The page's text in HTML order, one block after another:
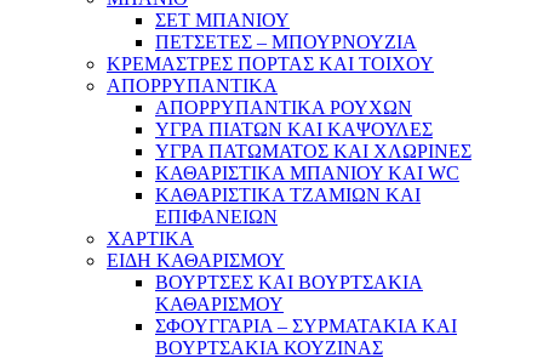
ΣΕΤ ΜΠΑΝΙΟΥ
ΠΕΤΣΕΤΕΣ – ΜΠΟΥΡΝΟΥΖΙΑ
ΚΡΕΜΑΣΤΡΕΣ ΠΟΡΤΑΣ ΚΑΙ ΤΟΙΧΟΥ
ΑΠΟΡΡΥΠΑΝΤΙΚΑ
ΑΠΟΡΡΥΠΑΝΤΙΚΑ ΡΟΥΧΩΝ
ΥΓΡΑ ΠΙΑΤΩΝ ΚΑΙ ΚΑΨΟΥΛΕΣ
ΥΓΡΑ ΠΑΤΩΜΑΤΟΣ ΚΑΙ ΧΛΩΡΙΝΕΣ
ΚΑΘΑΡΙΣΤΙΚΑ ΜΠΑΝΙΟΥ ΚΑΙ WC
ΚΑΘΑΡΙΣΤΙΚΑ ΤΖΑΜΙΩΝ ΚΑΙ
ΕΠΙΦΑΝΕΙΩΝ
ΧΑΡΤΙΚΑ
ΕΙΔΗ ΚΑΘΑΡΙΣΜΟΥ
ΒΟΥΡΤΣΕΣ ΚΑΙ ΒΟΥΡΤΣΑΚΙΑ
ΚΑΘΑΡΙΣΜΟΥ
ΣΦΟΥΓΓΑΡΙΑ – ΣΥΡΜΑΤΑΚΙΑ ΚΑΙ
ΒΟΥΡΤΣΑΚΙΑ ΚΟΥΖΙΝΑΣ